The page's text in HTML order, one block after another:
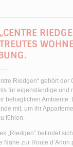
Riedgen“ gehört
für eigenständige
behaglichen
mit, um ihr
fühlen.
„Riedgen“ befindet
Nähe zur Route